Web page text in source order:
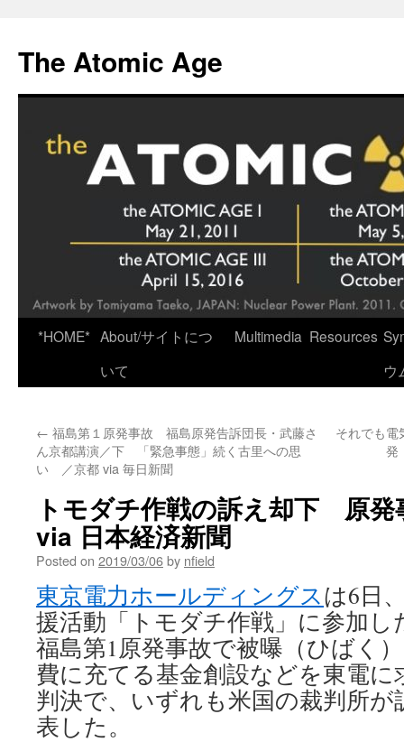
content
The Atomic Age
*HOME* About/サイトにつ
いて
Multimedia Resources
ウ
← 福島第１原発事故 福島原発告訴団長・武藤さ
ん京都講演／下 「緊急事態」続く古里への思
い ／京都 via 毎日新聞
それでも電
発
トモダチ作戦の訴え却下 原発
via 日本経済新聞
Posted on 2019/03/06by nfield
東京電力ホールディングスは6日
援活動「トモダチ作戦」に参加し
福島第1原発事故で被曝（ひばく
費に充てる基金創設などを東電に
判決で、いずれも米国の裁判所
表した。